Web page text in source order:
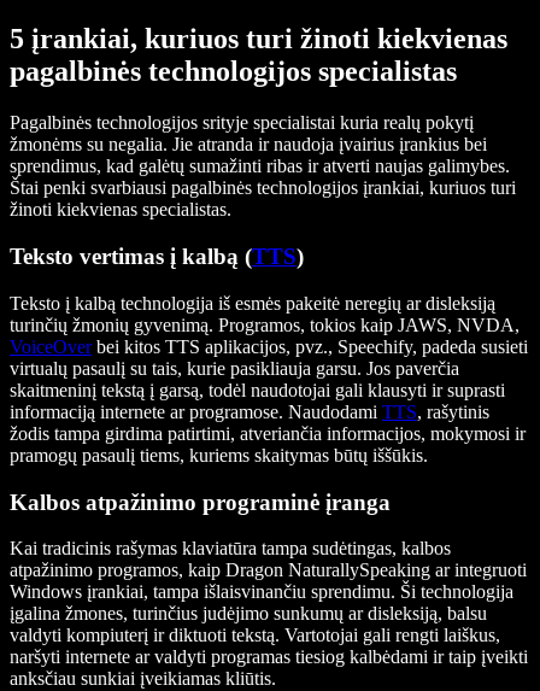
5 įrankiai, kuriuos turi žinoti kiekvienas
pagalbinės technologijos specialistas
Pagalbinės technologijos srityje specialistai kuria realų pokytį
žmonėms su negalia. Jie atranda ir naudoja įvairius įrankius bei
sprendimus, kad galėtų sumažinti ribas ir atverti naujas galimybes.
Štai penki svarbiausi pagalbinės technologijos įrankiai, kuriuos turi
žinoti kiekvienas specialistas.
Teksto vertimas į kalbą (TTS)
Teksto į kalbą technologija iš esmės pakeitė neregių ar disleksiją
turinčių žmonių gyvenimą. Programos, tokios kaip JAWS, NVDA,
VoiceOverbei kitos TTS aplikacijos, pvz., Speechify, padeda susieti
virtualų pasaulį su tais, kurie pasikliauja garsu. Jos paverčia
skaitmeninį tekstą į garsą, todėl naudotojai gali klausyti ir suprasti
informaciją internete ar programose. Naudodami TTS, rašytinis
žodis tampa girdima patirtimi, atveriančia informacijos, mokymosi ir
pramogų pasaulį tiems, kuriems skaitymas būtų iššūkis.
Kalbos atpažinimo programinė įranga
Kai tradicinis rašymas klaviatūra tampa sudėtingas, kalbos
atpažinimo programos, kaip Dragon NaturallySpeaking ar integruoti
Windows įrankiai, tampa išlaisvinančiu sprendimu. Ši technologija
įgalina žmones, turinčius judėjimo sunkumų ar disleksiją, balsu
valdyti kompiuterį ir diktuoti tekstą. Vartotojai gali rengti laiškus,
naršyti internete ar valdyti programas tiesiog kalbėdami ir taip įveikti
anksčiau sunkiai įveikiamas kliūtis.